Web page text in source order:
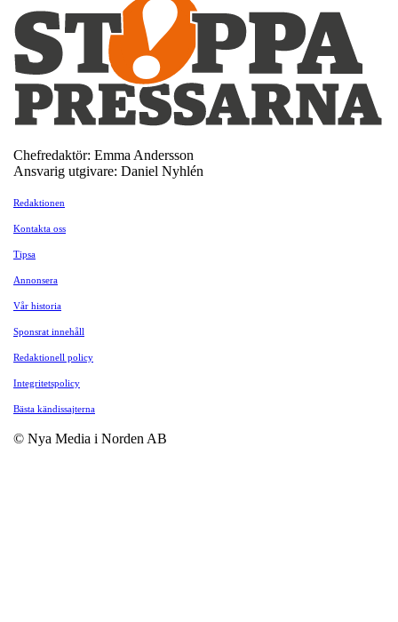
Chefredaktör: Emma Andersson
Ansvarig utgivare: Daniel Nyhlén
Redaktionen
Kontakta oss
Tipsa
Annonsera
Vår historia
Sponsrat innehåll
Redaktionell policy
Integritetspolicy
Bästa kändissajterna
© Nya Media i Norden AB